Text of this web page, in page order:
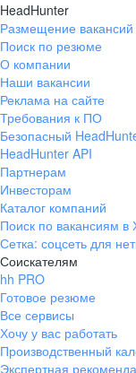
HeadHunter
Размещение вакансий
Поиск по резюме
О компании
Наши вакансии
Реклама на сайте
Требования к ПО
Безопасный
HeadHunter API
Партнерам
Инвесторам
Каталог компаний
Поиск по вакансиям в
Сетка: соцсеть для
Соискателям
hh PRO
Готовое резюме
Все сервисы
Хочу у вас работать
Производственный
Экспертная